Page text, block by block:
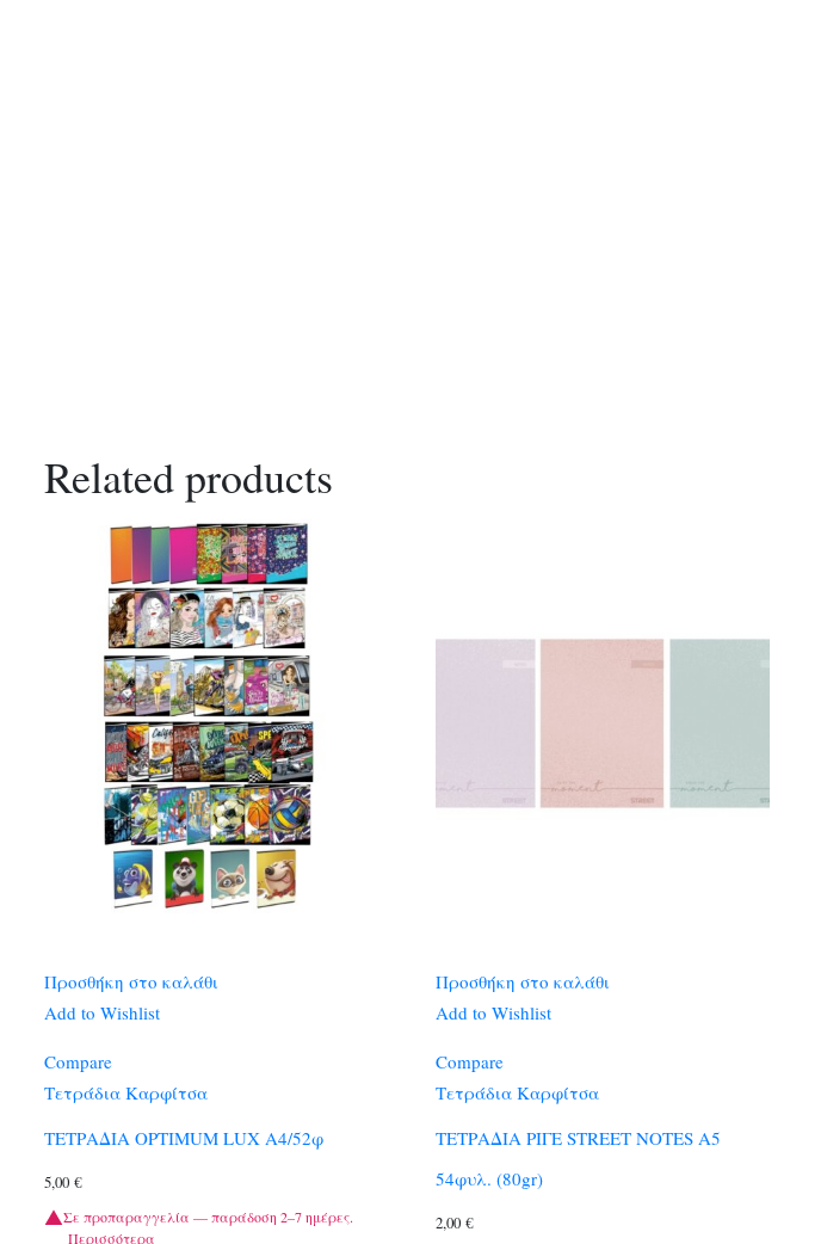
Related products
Προσθήκη στο καλάθι
Add to Wishlist
Compare
Τετράδια Καρφίτσα
ΤΕΤΡΑΔΙΑ OPTIMUM LUX A4/52φ
5,00 €
Σε προπαραγγελία — παράδοση 2–7 ημέρες.
Περισσότερα
Προσθήκη στο καλάθι
Add to Wishlist
Compare
Τετράδια Καρφίτσα
ΤΕΤΡΑΔΙΑ ΡΙΓΕ STREET NOTES A5
54φυλ. (80gr)
2,00€